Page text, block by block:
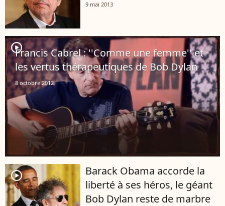
9 mai 2013
player2
Francis Cabrel : ''Comme une femme'' et
les vertus thérapeutiques de Bob Dylan
8 octobre 2012
player2
Barack Obama accorde la
liberté à ses héros, le géant
Bob Dylan reste de marbre